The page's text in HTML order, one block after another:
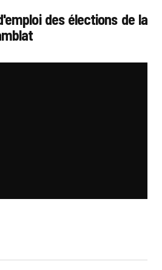
des élections de la